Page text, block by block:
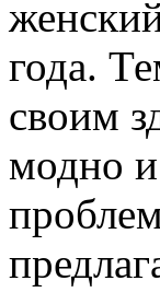
года.
своим
модно и